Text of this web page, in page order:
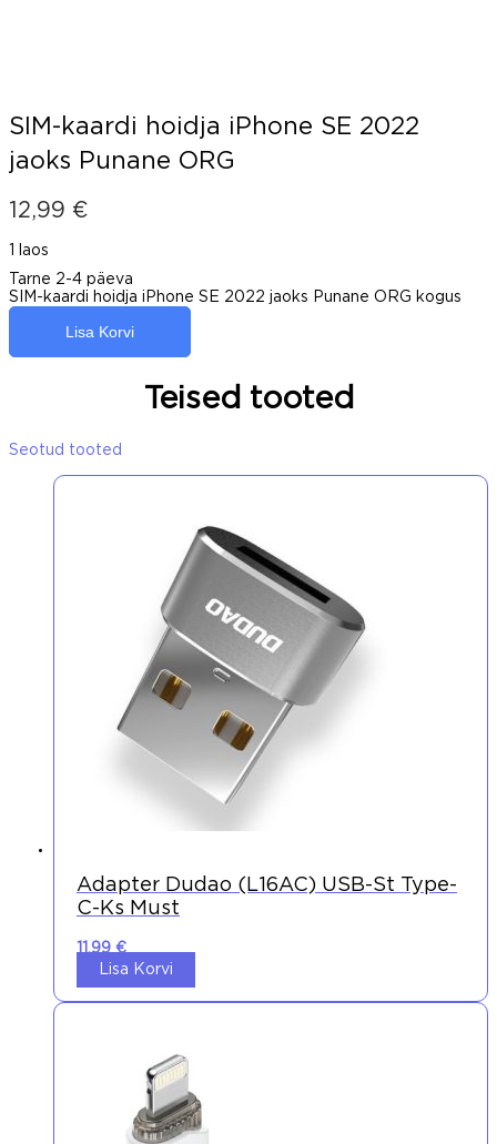
SIM-kaardi hoidja iPhone SE 2022
jaoks Punane ORG
12,99 €
1 laos
Tarne 2-4 päeva
SIM-kaardi hoidja iPhone SE 2022 jaoks Punane ORG kogus
Lisa Korvi
Teised tooted
Seotud tooted
Adapter Dudao (L16AC) USB-St Type-
C-Ks Must
11,99 €
Lisa Korvi